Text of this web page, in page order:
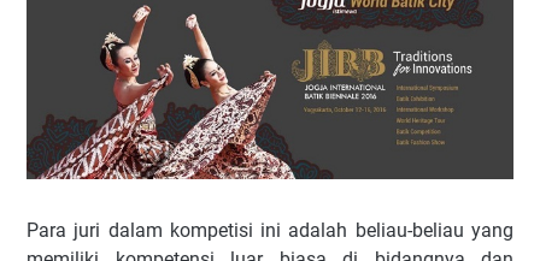
Para juri dalam kompetisi ini adalah beliau-beliau yang